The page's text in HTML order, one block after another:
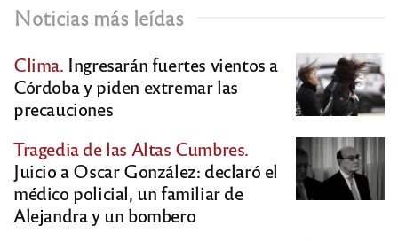
Noticias más leídas
Clima. Ingresarán fuertes vientos a
Córdoba y piden extremar las
precauciones
Tragedia de las Altas Cumbres.
Juicio a Oscar González: declaró el
médico policial, un familiar de
Alejandra y un bombero